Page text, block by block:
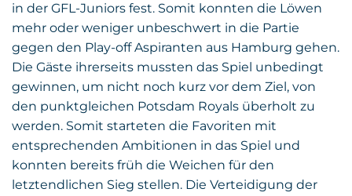
in der GFL-Juniors fest. Somit konnten die Löwen
mehr oder weniger unbeschwert in die Partie
gegen den Play-off Aspiranten aus Hamburg gehen.
Die Gäste ihrerseits mussten das Spiel unbedingt
gewinnen, um nicht noch kurz vor dem Ziel, von
den punktgleichen Potsdam Royals überholt zu
werden. Somit starteten die Favoriten mit
entsprechenden Ambitionen in das Spiel und
konnten bereits früh die Weichen für den
letztendlichen Sieg stellen. Die Verteidigung der